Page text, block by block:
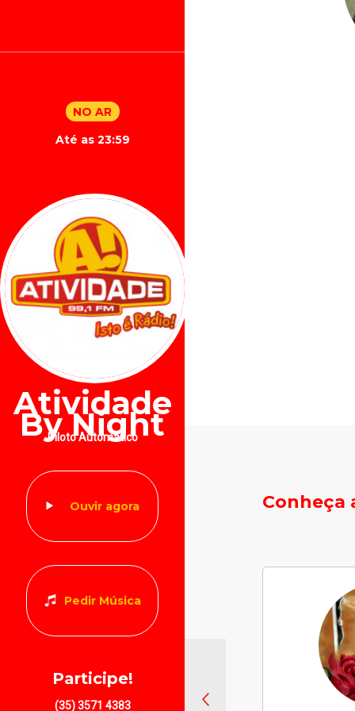
NO AR
Até as 23:59
Atividade
By Night
Piloto Automático
Ouvir agora
Pedir Música
Participe!
(35) 3571 4383
Conheça